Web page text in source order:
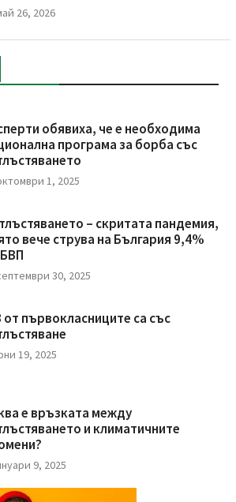
26, 2026
обявиха, че е необходима
програма за борба със
1, 2025
– скритата пандемия,
вече струва на България 9,4%
30, 2025
от първокласниците са със
19, 2025
е връзката между
и климатичните
9, 2025